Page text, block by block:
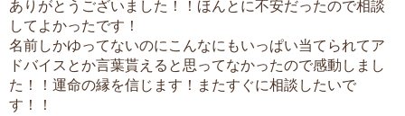
ありがとうございました！！ほんとに不安だったので相談
してよかったです！
名前しかゆってないのにこんなにもいっぱい当てられてア
ドバイスとか言葉貰えると思ってなかったので感動しまし
た！！運命の縁を信じます！またすぐに相談したいで
す！！